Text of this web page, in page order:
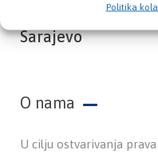
Politika
Zavod
Sarajevo
O nama
U cilju ostvarivanja